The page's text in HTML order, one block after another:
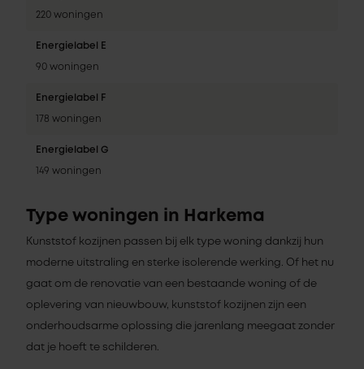
220 woningen
Energielabel E
90 woningen
Energielabel F
178 woningen
Energielabel G
149 woningen
Type woningen in Harkema
Kunststof kozijnen passen bij elk type woning dankzij hun
moderne uitstraling en sterke isolerende werking. Of het nu
gaat om de renovatie van een bestaande woning of de
oplevering van nieuwbouw, kunststof kozijnen zijn een
onderhoudsarme oplossing die jarenlang meegaat zonder
dat je hoeft te schilderen.